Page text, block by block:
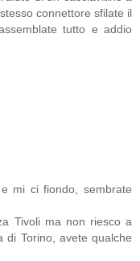
connettore sfilate il
tutto e addio
mi ci fiondo, sembrate
Tivoli ma non riesco a
di Torino, avete qualche